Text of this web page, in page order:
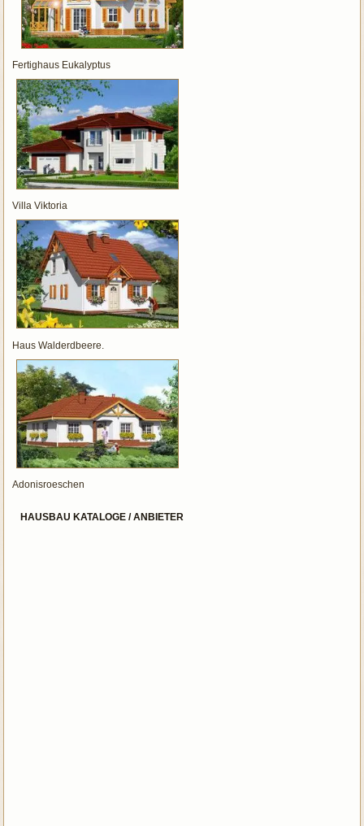
Fertighaus Eukalyptus
Villa Viktoria
Haus Walderdbeere.
Adonisroeschen
HAUSBAU KATALOGE / ANBIETER